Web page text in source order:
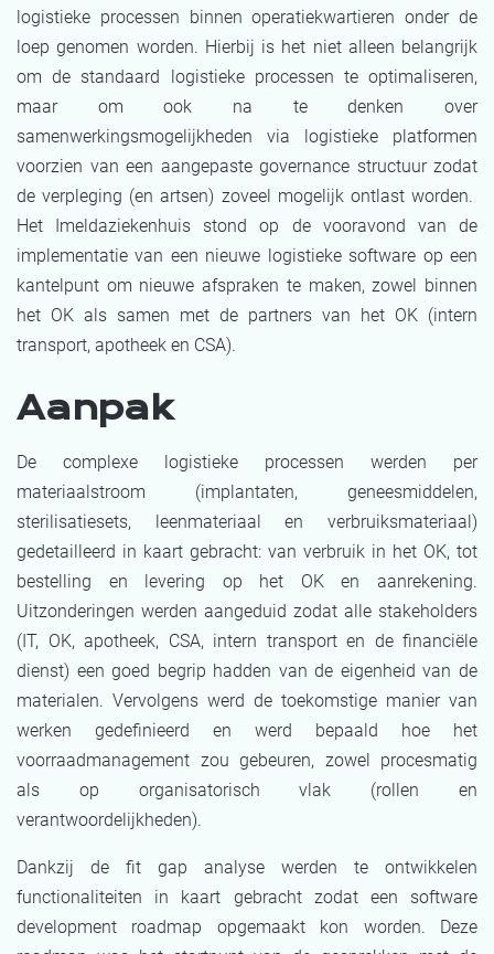
logistieke processen binnen operatiekwartieren onder de
loep genomen worden. Hierbij is het niet alleen belangrijk
om de standaard logistieke processen te optimaliseren,
maar om ook na te denken over
samenwerkingsmogelijkheden via logistieke platformen
voorzien van een aangepaste governance structuur zodat
de verpleging (en artsen) zoveel mogelijk ontlast worden.
Het Imeldaziekenhuis stond op de vooravond van de
implementatie van een nieuwe logistieke software op een
kantelpunt om nieuwe afspraken te maken, zowel binnen
het OK als samen met de partners van het OK (intern
transport, apotheek en CSA).
Aanpak
De complexe logistieke processen werden per
materiaalstroom (implantaten, geneesmiddelen,
sterilisatiesets, leenmateriaal en verbruiksmateriaal)
gedetailleerd in kaart gebracht: van verbruik in het OK, tot
bestelling en levering op het OK en aanrekening.
Uitzonderingen werden aangeduid zodat alle stakeholders
(IT, OK, apotheek, CSA, intern transport en de financiële
dienst) een goed begrip hadden van de eigenheid van de
materialen. Vervolgens werd de toekomstige manier van
werken gedefinieerd en werd bepaald hoe het
voorraadmanagement zou gebeuren, zowel procesmatig
als op organisatorisch vlak (rollen en
verantwoordelijkheden).
Dankzij de fit gap analyse werden te ontwikkelen
functionaliteiten in kaart gebracht zodat een software
development roadmap opgemaakt kon worden. Deze